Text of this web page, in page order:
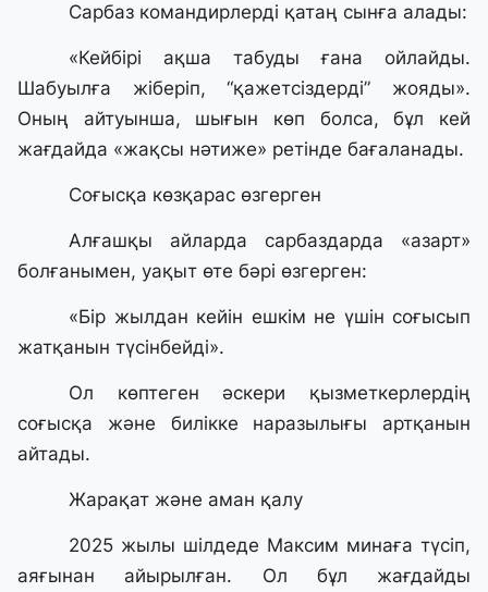
Сарбаз командирлерді қатаң сынға алады:
«Кейбірі ақша табуды ғана ойлайды.
Шабуылға жіберіп, “қажетсіздерді” жояды».
Оның айтуынша, шығын көп болса, бұл кей
жағдайда «жақсы нәтиже» ретінде бағаланады.
Соғысқа көзқарас өзгерген
Алғашқы айларда сарбаздарда «азарт»
болғанымен, уақыт өте бәрі өзгерген:
«Бір жылдан кейін ешкім не үшін соғысып
жатқанын түсінбейді».
Ол көптеген әскери қызметкерлердің
соғысқа және билікке наразылығы артқанын
айтады.
Жарақат және аман қалу
2025 жылы шілдеде Максим минаға түсіп,
аяғынан айырылған. Ол бұл жағдайды